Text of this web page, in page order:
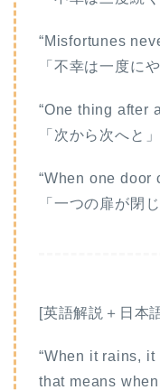
“Misfortunes
「不幸は一度に
“One thing after
「次から次へと」
“When one door
「一つの扉が閉
[英語解説＋日本
“When it rains,
that means